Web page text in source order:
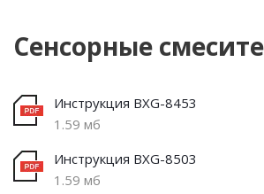
Сенсорные
Инструкция BXG-8453
1.59 мб
Инструкция BXG-8503
1.59 мб